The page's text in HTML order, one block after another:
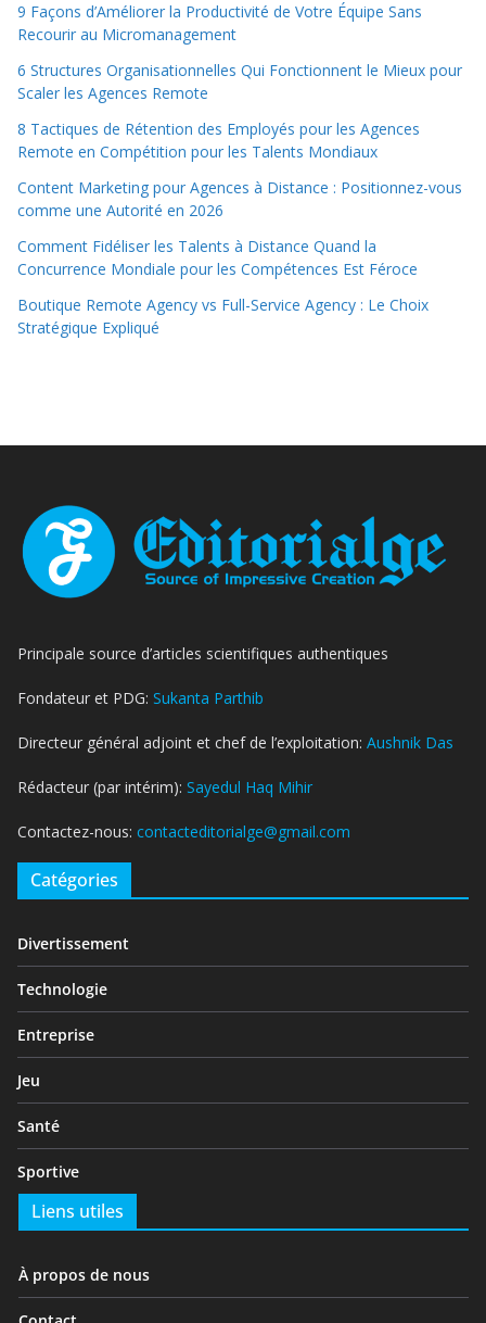
9 Façons d’Améliorer la Productivité de Votre Équipe Sans
Recourir au Micromanagement
6 Structures Organisationnelles Qui Fonctionnent le Mieux pour
Scaler les Agences Remote
8 Tactiques de Rétention des Employés pour les Agences
Remote en Compétition pour les Talents Mondiaux
Content Marketing pour Agences à Distance : Positionnez-vous
comme une Autorité en 2026
Comment Fidéliser les Talents à Distance Quand la
Concurrence Mondiale pour les Compétences Est Féroce
Boutique Remote Agency vs Full-Service Agency : Le Choix
Stratégique Expliqué
Principale source d’articles scientifiques authentiques
Fondateur et PDG: Sukanta Parthib
Directeur général adjoint et chef de l’exploitation: Aushnik Das
Rédacteur (par intérim): Sayedul Haq Mihir
Contactez-nous: contacteditorialge@gmail.com
Catégories
Divertissement
Technologie
Entreprise
Jeu
Santé
Sportive
Liens utiles
À propos de nous